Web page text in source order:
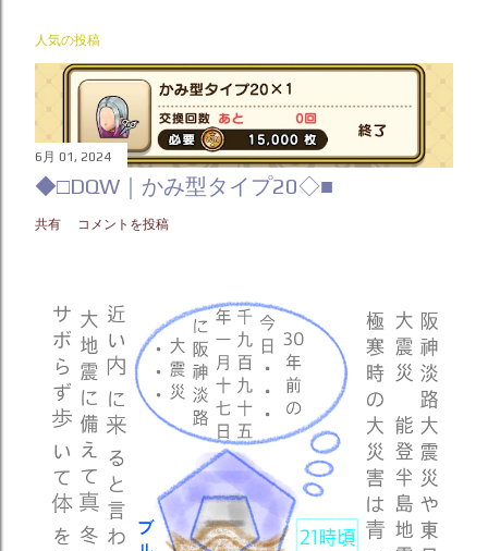
人気の投稿
6月 01, 2024
◆□DQW｜かみ型タイプ20◇■
共有 コメントを投稿